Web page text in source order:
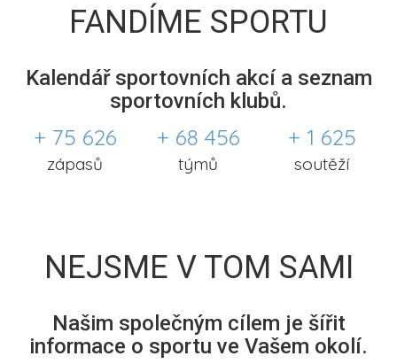
FANDÍME SPORTU
Kalendář sportovních akcí a seznam
sportovních klubů.
+ 75 626
zápasů
+ 68 456
týmů
+ 1 625
soutěží
NEJSME V TOM SAMI
Našim společným cílem je šířit
informace o sportu ve Vašem okolí.